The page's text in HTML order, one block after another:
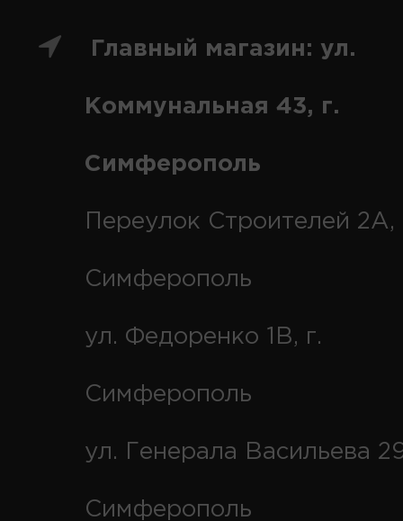
Главный магазин: ул.
Коммунальная 43, г.
Симферополь
Переулок Строителей 2А,
Симферополь
ул. Федоренко 1В, г.
Симферополь
ул. Генерала Васильева
Симферополь